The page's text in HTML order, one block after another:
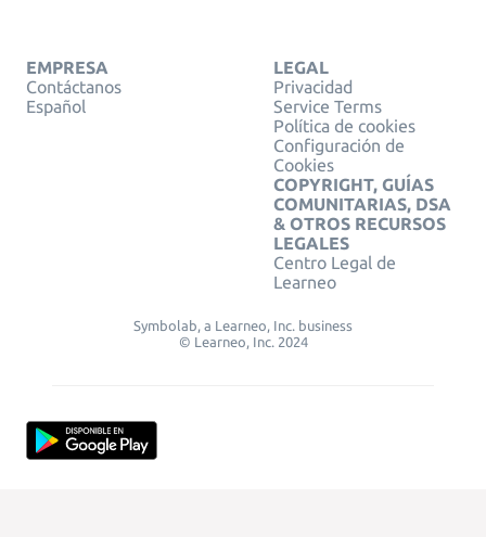
EMPRESA
Contáctanos
Español
LEGAL
Privacidad
Service Terms
Política de cookies
Configuración de
Cookies
COPYRIGHT, GUÍAS
COMUNITARIAS, DSA
& OTROS RECURSOS
LEGALES
Centro Legal de
Learneo
Symbolab, a Learneo, Inc. business
© Learneo, Inc. 2024